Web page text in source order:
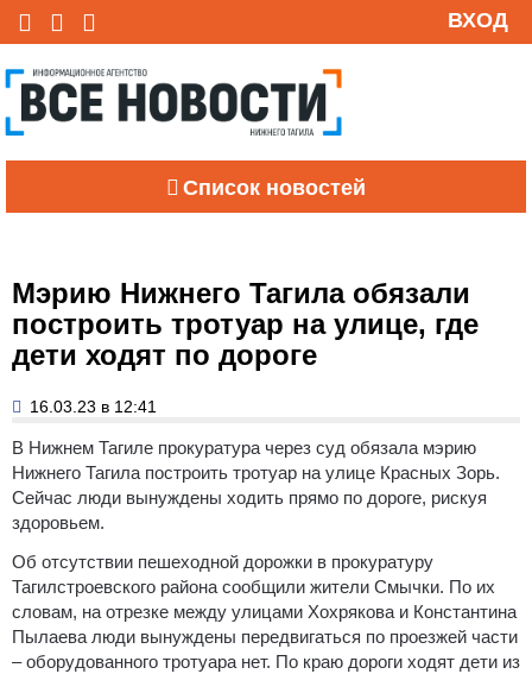
ВХОД
Список новостей
Мэрию Нижнего Тагила обязали
построить тротуар на улице, где
дети ходят по дороге
16.03.23 в 12:41
В Нижнем Тагиле прокуратура через суд обязала мэрию
Нижнего Тагила построить тротуар на улице Красных Зорь.
Сейчас люди вынуждены ходить прямо по дороге, рискуя
здоровьем.
Об отсутствии пешеходной дорожки в прокуратуру
Тагилстроевского района сообщили жители Смычки. По их
словам, на отрезке между улицами Хохрякова и Константина
Пылаева люди вынуждены передвигаться по проезжей части
– оборудованного тротуара нет. По краю дороги ходят дети из